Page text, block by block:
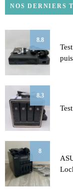
NOS DERNIERS
8.8
8.3
8